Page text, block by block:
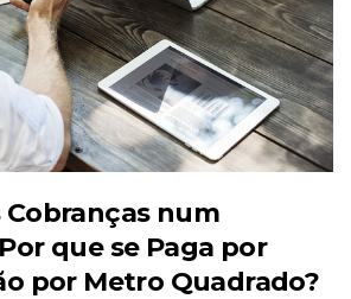
num
que se Paga por
por Metro Quadrado?